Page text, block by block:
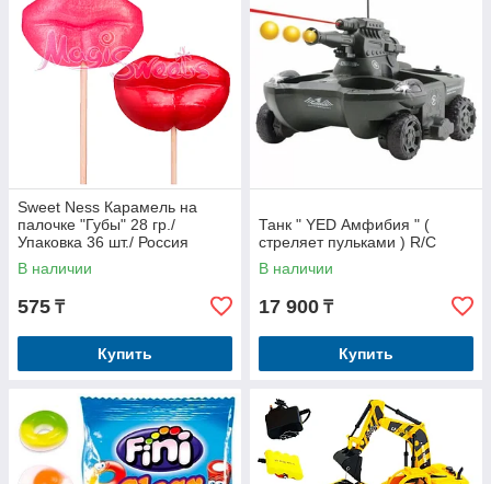
Sweet Ness Карамель на
палочке "Губы" 28 гр./
Упаковка 36 шт./ Россия
В наличии
575 ₸
Купить
Танк " YED Амфибия " (
стреляет пульками ) R/C
В наличии
17 900 ₸
Купить